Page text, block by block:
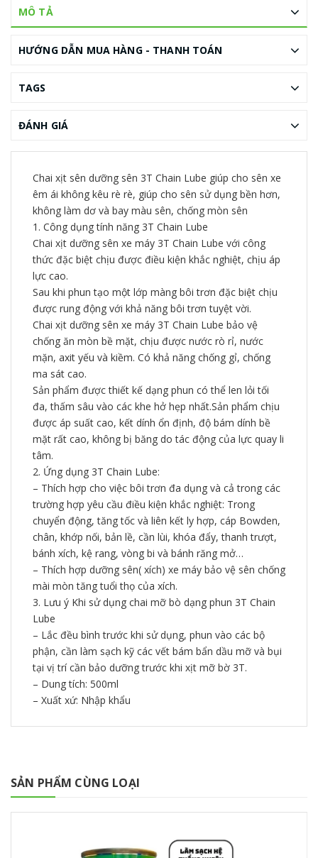
MÔ TẢ
HƯỚNG DẪN MUA HÀNG - THANH TOÁN
TAGS
ĐÁNH GIÁ
Chai xịt sên dưỡng sên 3T Chain Lube giúp cho sên xe
êm ái không kêu rè rè, giúp cho sên sử dụng bền hơn,
không làm dơ và bay màu sên, chống mòn sên
1. Công dụng tính năng 3T Chain Lube
Chai xịt dưỡng sên xe máy 3T Chain Lube với công
thức đặc biệt chịu được điều kiện khắc nghiệt, chịu áp
lực cao.
Sau khi phun tạo một lớp màng bôi trơn đặc biệt chịu
được rung động với khả năng bôi trơn tuyệt vời.
Chai xịt dưỡng sên xe máy 3T Chain Lube bảo vệ
chống ăn mòn bề mặt, chịu được nước rò rỉ, nước
mặn, axit yếu và kiềm. Có khả năng chống gỉ, chống
ma sát cao.
Sản phẩm được thiết kế dạng phun có thể len lỏi tối
đa, thấm sâu vào các khe hở hẹp nhất.Sản phẩm chịu
được áp suất cao, kết dính ổn định, độ bám dính bề
mặt rất cao, không bị băng do tác động của lực quay li
tâm.
2. Ứng dụng 3T Chain Lube:
– Thích hợp cho việc bôi trơn đa dụng và cả trong các
trường hợp yêu cầu điều kiện khắc nghiệt: Trong
chuyển động, tăng tốc và liên kết ly hợp, cáp Bowden,
chân, khớp nối, bản lề, cần lùi, khóa đẩy, thanh trượt,
bánh xích, kệ rang, vòng bi và bánh răng mở…
– Thích hợp dưỡng sên( xích) xe máy bảo vệ sên chống
mài mòn tăng tuổi thọ của xích.
3. Lưu ý Khi sử dụng chai mỡ bò dạng phun 3T Chain
Lube
– Lắc đều bình trước khi sử dụng, phun vào các bộ
phận, cần làm sạch kỹ các vết bám bẩn dầu mỡ và bụi
tại vị trí cần bảo dưỡng trước khi xịt mỡ bờ 3T.
– Dung tích: 500ml
– Xuất xứ: Nhập khẩu
SẢN PHẨM CÙNG LOẠI